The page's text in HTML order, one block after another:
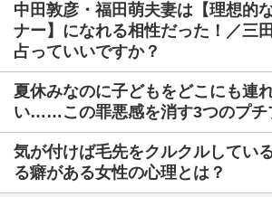
中田敦彦・福田萌夫妻は【理想的
ナー】になれる相性だった！／三
占っていいですか？
夏休みなのに子どもをどこにも連
い……この罪悪感を消す3つのプチ
気が付けば毛先をクルクルして
る癖がある女性の心理とは？